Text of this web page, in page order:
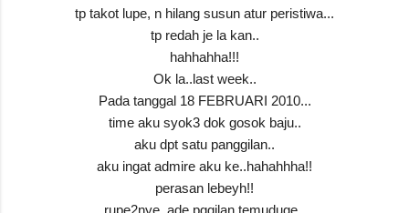
tp takot lupe, n hilang susun atur peristiwa...
tp redah je la kan..
hahhahha!!!
Ok la..last week..
Pada tanggal 18 FEBRUARI 2010...
time aku syok3 dok gosok baju..
aku dpt satu panggilan..
aku ingat admire aku ke..hahahhha!!
perasan lebeyh!!
rupe2nye..ade pggilan temuduge..